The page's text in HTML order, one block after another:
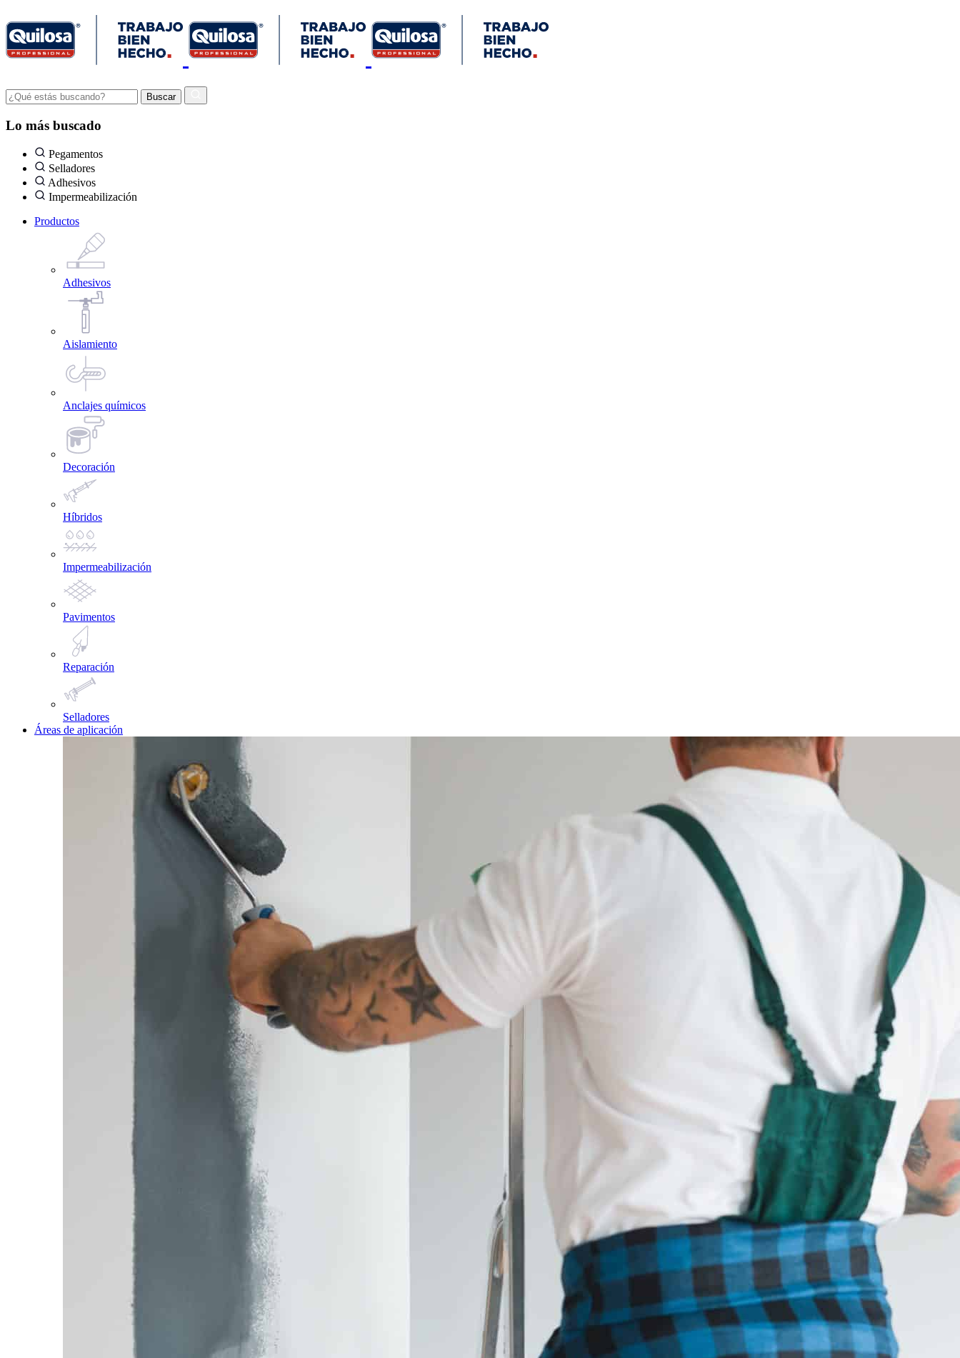
Lo más buscado
Pegamentos
Selladores
Adhesivos
Impermeabilización
Productos
Adhesivos
Aislamiento
Anclajes químicos
Decoración
Híbridos
Impermeabilización
Pavimentos
Reparación
Selladores
Áreas de aplicación